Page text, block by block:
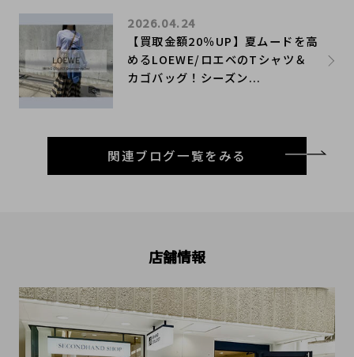
【買取金額20％UP】夏ムードを高
めるLOEWE/ロエベのTシャツ＆
カゴバッグ！シーズン...
2026.04.24
関連ブログ一覧をみる
店舗情報